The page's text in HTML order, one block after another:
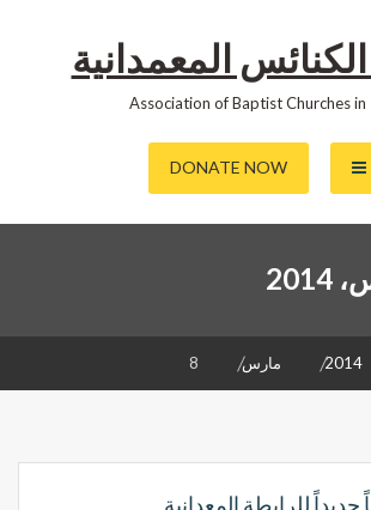
المعمدانية
Association of Baptist Churches in
DONATE NOW
2014 مارس 8
جديداً للرابطة المعدانية